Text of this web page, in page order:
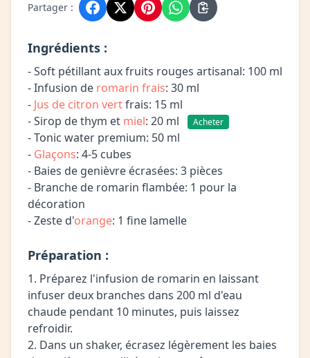
Partager :
Ingrédients :
- Soft pétillant aux fruits rouges artisanal: 100 ml
- Infusion de romarin frais: 30 ml
- Jus de citron vertfrais: 15 ml
- Sirop de thym et miel: 20 ml Acheter
- Tonic water premium: 50 ml
- Glaçons: 4-5 cubes
- Baies de genièvre écrasées: 3 pièces
- Branche de romarin flambée: 1 pour la
décoration
- Zeste d'orange: 1 fine lamelle
Préparation :
1. Préparez l'infusion de romarin en laissant
infuser deux branches dans 200 ml d'eau
chaude pendant 10 minutes, puis laissez
refroidir.
2. Dans un shaker, écrasez légèrement les baies